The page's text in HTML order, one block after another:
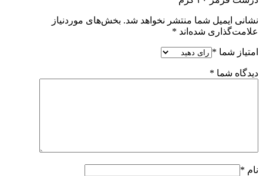
نشانی ایمیل شما منتشر نخواهد شد. بخش‌های موردنیاز
علامت‌گذاری شده‌اند *
امتیاز شما *
دیدگاه شما *
نام *